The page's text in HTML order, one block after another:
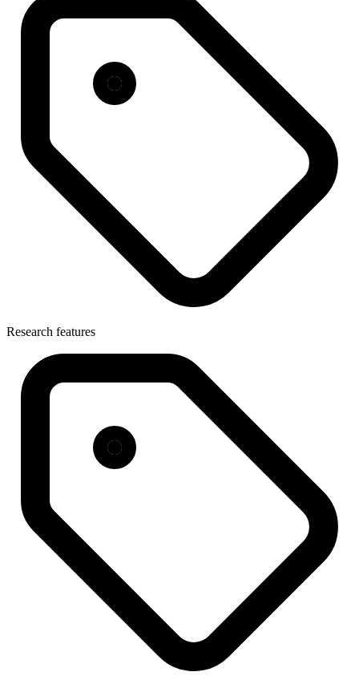
Research features